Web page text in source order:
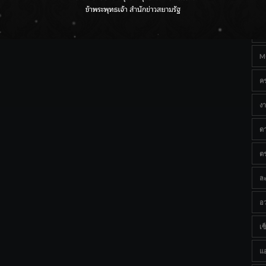
ราชเลขานุการในพระองค์ฯ ติดตามโครงการหุบกะพง–ห้วย
ทรายใต้ เสริมความมั่นคงน้ำเพชรบุรี
ค
ง
ด
ต
ล
อ
เ
แ